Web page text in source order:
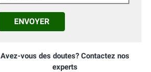
ENVOYER
Avez-vous des doutes? Contactez nos
experts